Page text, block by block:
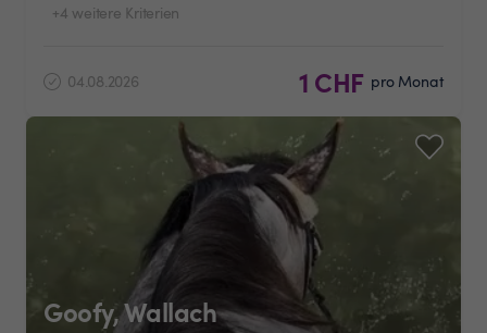
+4 weitere Kriterien
04.08.2026 1 CHF pro Monat
Goofy, Wallach